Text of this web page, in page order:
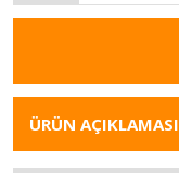
ÜRÜN AÇIKLAMASI